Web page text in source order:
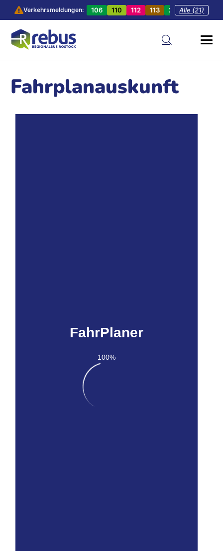
Verkehrsmeldungen: 106 110 112 113 201 202
Alle (21)
Fahrplanauskunft